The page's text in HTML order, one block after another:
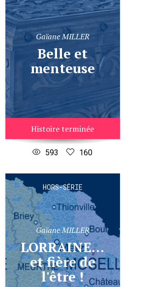
Gaïane MILLER
Belle et
menteuse
Histoire terminée
593 160
HORS-SÉRIE
Gaïane MILLER
LORRAINE...
et fière de
l'être !